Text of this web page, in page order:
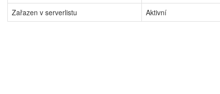
Zařazen v serverlistu
Aktivní